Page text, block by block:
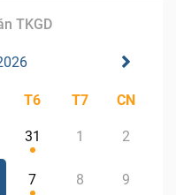
TKGD
T6 T7 CN
31 1 2
7 8 9